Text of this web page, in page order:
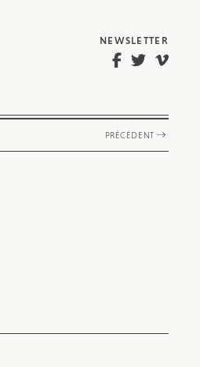
NEWSLETTER
PRÉCÉDENT